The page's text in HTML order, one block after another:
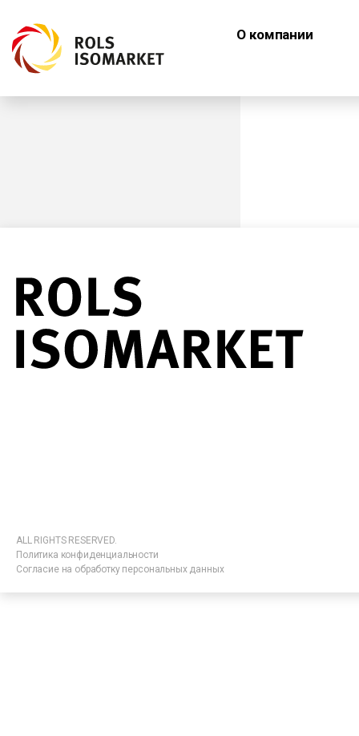
О компании
ALL RIGHTS RESERVED.
Политика конфиденциальности
Согласие на обработку персональных данных